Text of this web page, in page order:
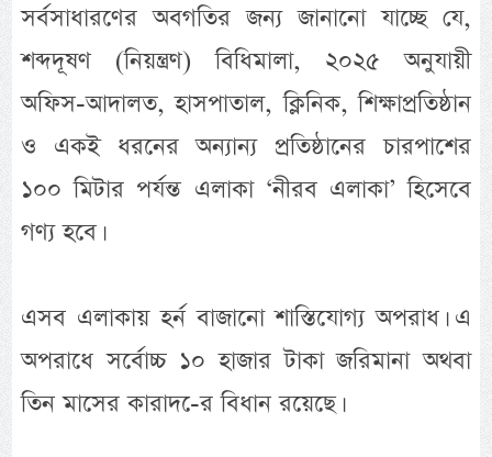
সর্বসাধারণের অবগতির জন্য জানানো যাচ্ছে যে,
শব্দদূষণ (নিয়ন্ত্রণ) বিধিমালা, ২০২৫ অনুযায়ী
অফিস-আদালত, হাসপাতাল, ক্লিনিক, শিক্ষাপ্রতিষ্ঠান
ও একই ধরনের অন্যান্য প্রতিষ্ঠানের চারপাশের
১০০ মিটার পর্যন্ত এলাকা ‘নীরব এলাকা’ হিসেবে
গণ্য হবে।
এসব এলাকায় হর্ন বাজানো শাস্তিযোগ্য অপরাধ। এ
অপরাধে সর্বোচ্চ ১০ হাজার টাকা জরিমানা অথবা
তিন মাসের কারাদ-ের বিধান রয়েছে।